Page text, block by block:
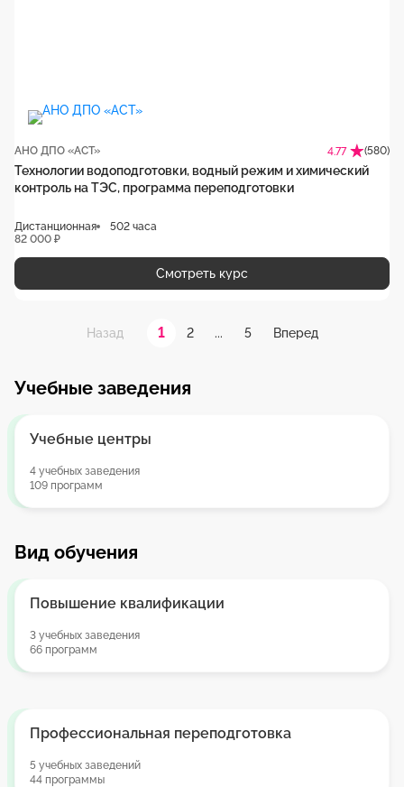
АНО ДПО «АСТ» 4.77 (580)
Технологии водоподготовки, водный режим и химический
контроль на ТЭС, программа переподготовки
Дистанционная
502 часа
82 000 ₽
Смотреть курс
Назад 1 2 ... 5 Вперед
Учебные заведения
Учебные центры
4 учебных заведения
109 программ
Вид обучения
Повышение квалификации
3 учебных заведения
66 программ
Профессиональная переподготовка
5 учебных заведений
44 программы